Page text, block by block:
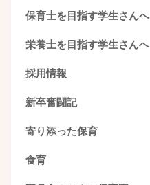
保育士を目指す学生さんへ
栄養士を目指す学生さんへ
採用情報
新卒奮闘記
寄り添った保育
食育